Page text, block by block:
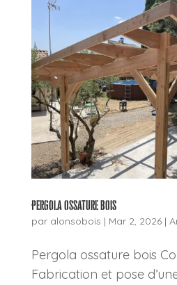
Pergola ossature bois
par alonsobois | Mar 2, 2026|
Pergola ossature bois
Fabrication et pose